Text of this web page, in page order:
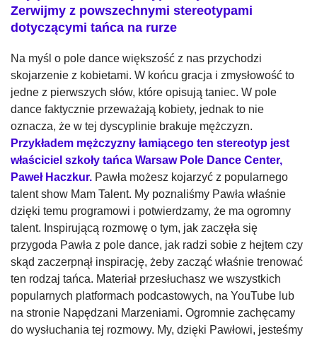
Zerwijmy z powszechnymi stereotypami
dotyczącymi tańca na rurze
Na myśl o pole dance większość z nas przychodzi
skojarzenie z kobietami. W końcu gracja i zmysłowość to
jedne z pierwszych słów, które opisują taniec. W pole
dance faktycznie przeważają kobiety, jednak to nie
oznacza, że w tej dyscyplinie brakuje mężczyzn.
Przykładem mężczyzny łamiącego ten stereotyp jest
właściciel szkoły tańca Warsaw Pole Dance Center,
Paweł Haczkur. Pawła możesz kojarzyć z popularnego
talent show Mam Talent. My poznaliśmy Pawła właśnie
dzięki temu programowi i potwierdzamy, że ma ogromny
talent. Inspirującą rozmowę o tym, jak zaczęła się
przygoda Pawła z pole dance, jak radzi sobie z hejtem czy
skąd zaczerpnął inspirację, żeby zacząć właśnie trenować
ten rodzaj tańca. Materiał przesłuchasz we wszystkich
popularnych platformach podcastowych, na YouTube lub
na stronie Napędzani Marzeniami. Ogromnie zachęcamy
do wysłuchania tej rozmowy. My, dzięki Pawłowi, jesteśmy